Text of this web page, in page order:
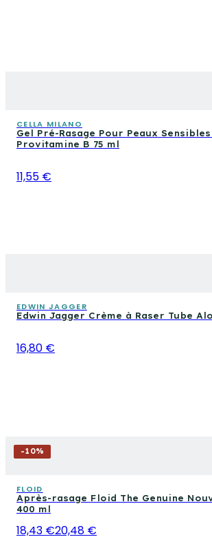
CELLA MILANO
Gel Pré-Rasage Pour Peaux Sensibles
Provitamine B 75 ml
11,55 €
EDWIN JAGGER
Edwin Jagger Crème à Raser Tube
16,80 €
-10%
FLOID
Après-rasage Floid The Genuine
400 ml
18,43 €20,48 €